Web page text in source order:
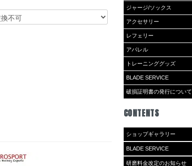
ジャージ/ソックス
アクセサリー
レフェリー
アパレル
トレーニンググッズ
BLADE SERVICE
破損証明書の発行について
CONTENTS
ショップギャラリー
BLADE SERVICE
研磨料金改定のお知らせ